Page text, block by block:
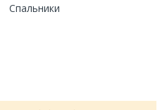
Спальники